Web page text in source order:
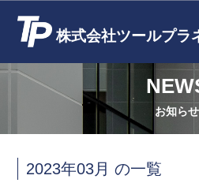
株式会社ツールプラ
お知らせ
2023年03月 の一覧